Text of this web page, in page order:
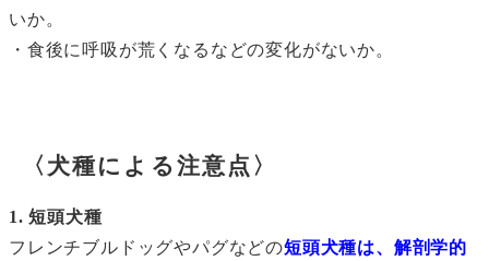
いか。
・食後に呼吸が荒くなるなどの変化がないか。
〈犬種による注意点〉
1. 短頭犬種
フレンチブルドッグやパグなどの短頭犬種は、解剖学的